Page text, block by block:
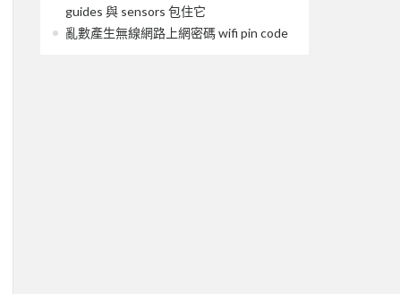
guides 與 sensors 包住它
亂數產生無線網路上網密碼 wifi pin code